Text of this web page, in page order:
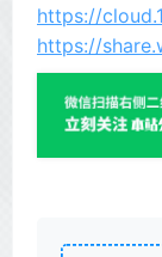
https://
https://